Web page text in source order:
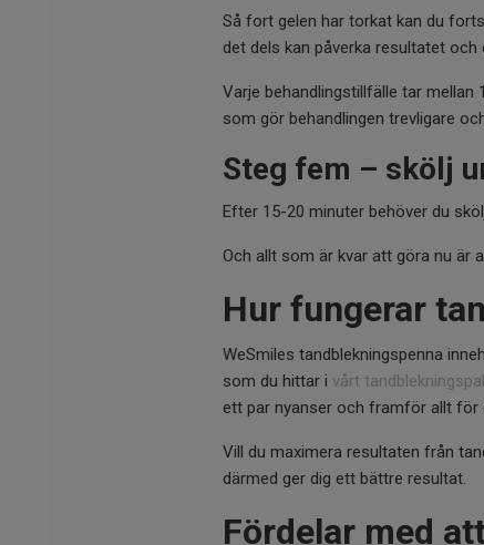
Så fort gelen har torkat kan du
det dels kan påverka resultatet
Varje behandlingstillfälle tar mellan
som gör behandlingen trevligare
Steg fem – skölj
Efter 15-20 minuter behöver du
Och allt som är kvar att göra nu är
Hur fungerar
WeSmiles tandblekningspenna
som du hittar i vårt
ett par nyanser och framför allt för
Vill du maximera resultaten från
därmed ger dig ett bättre resultat.
Fördelar med